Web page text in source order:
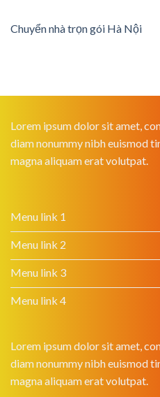
Chuyển nhà trọn gói Hà Nội
Lorem ipsum dolor sit amet,
diam nonummy nibh euismod
magna aliquam erat volutpat.
Menu link 1
Menu link 2
Menu link 3
Menu link 4
Lorem ipsum dolor sit amet,
diam nonummy nibh euismod
magna aliquam erat volutpat.